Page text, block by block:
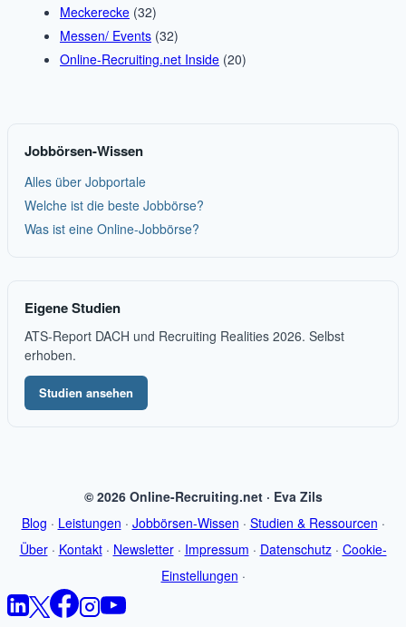
Meckerecke (32)
Messen/ Events (32)
Online-Recruiting.net Inside (20)
Jobbörsen-Wissen
Alles über Jobportale
Welche ist die beste Jobbörse?
Was ist eine Online-Jobbörse?
Eigene Studien
ATS-Report DACH und Recruiting Realities 2026. Selbst
erhoben.
Studien ansehen
© 2026 Online-Recruiting.net · Eva Zils
Blog · Leistungen · Jobbörsen-Wissen · Studien & Ressourcen ·
Über· Kontakt· Newsletter· Impressum · Datenschutz· Cookie-
Einstellungen ·